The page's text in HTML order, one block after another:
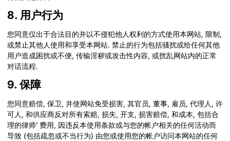
8. 用户行为
您同意仅出于合法目的并以不侵犯他人权利的方式使用本网站, 限制,
或禁止其他人使用和享受本网站. 禁止的行为包括骚扰或给任何其他
用户造成困扰或不便, 传输淫秽或攻击性内容, 或扰乱网站内的正常
对话流程.
9. 保障
您同意赔偿, 保卫, 并使网站免受损害, 其官员, 董事, 雇员, 代理人, 许
可人, 和供应商反对所有索赔, 损失, 开支, 损害赔偿, 和成本, 包括合
理的律师’ 费用, 因违反本使用条款或与您的帐户相关的任何活动而
导致 (包括疏忽或不当行为) 由您或使用您的帐户访问本网站的任何